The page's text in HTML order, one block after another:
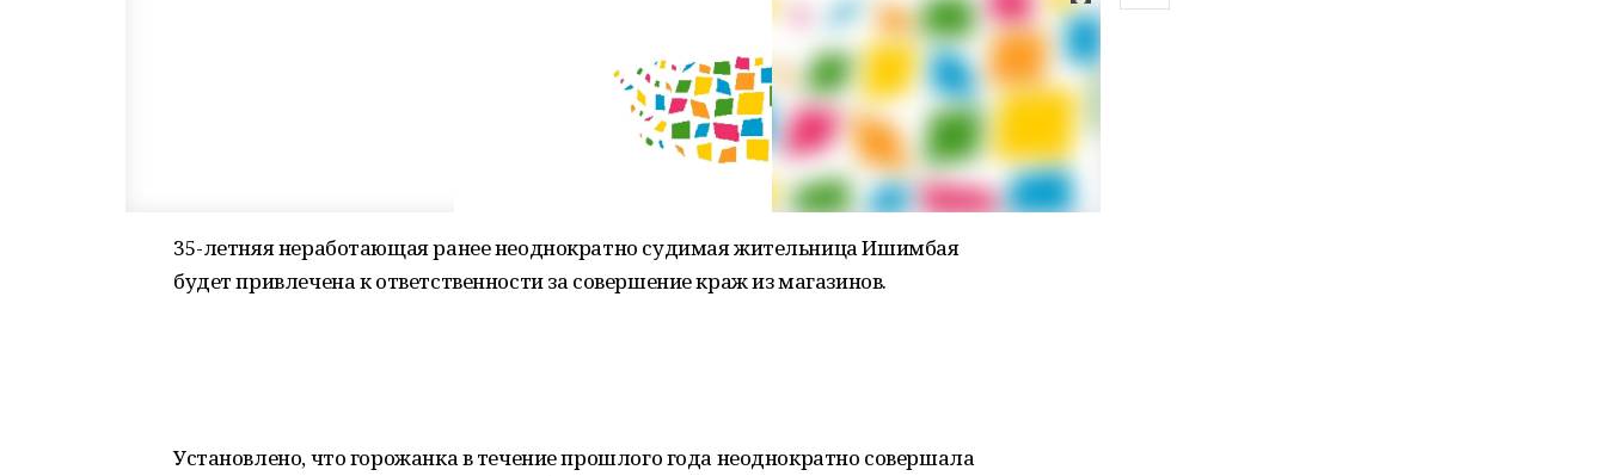
35-летняя неработающая ранее неоднократно судимая жительница Ишимбая
будет привлечена к ответственности за совершение краж из магазинов.
Установлено, что горожанка в течение прошлого года неоднократно совершала